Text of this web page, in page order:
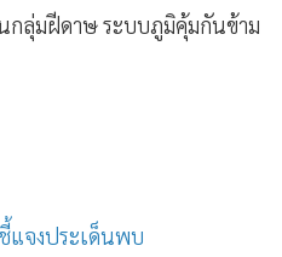
กลุ่มฝีดาษ ระบบภูมิคุ้มกันข้าม
แจงประเด็นพบ